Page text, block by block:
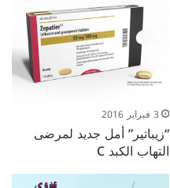
3 فبراير 2016
“زيباتير” أمل جديد لمرضى
التهاب الكبد C